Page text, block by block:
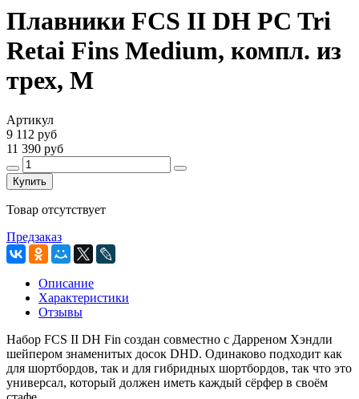
Плавники FCS II DH PC Tri
Retai Fins Medium, компл. из
трех, M
Артикул
9 112 руб
11 390 руб
Купить
Товар отсутствует
Предзаказ
Описание
Характеристики
Отзывы
Набор FCS II DH Fin создан совместно с Дарреном Хэндли
шейпером знаменитых досок DHD. Одинаково подходит как
для шортбордов, так и для гибридных шортбордов, так что это
универсал, который должен иметь каждый сёрфер в своём